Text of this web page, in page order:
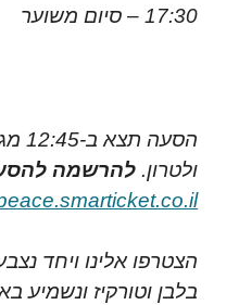
17:30 – סיום משוער
ולטרון. להרשמה
הצטרפו אלינו ויחד
בלבן וטורקיז ונשמיע